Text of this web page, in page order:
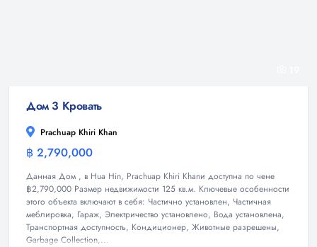
Дом 3 Кровать
Prachuap Khiri Khan
฿ 2,790,000
Данная Дом , в Hua Hin, Prachuap Khiri Khanи доступна по чене
฿2,790,000 Размер недвижимости 125 кв.м. Ключевые особенности
этого объекта включают в себя: Частично установлен, Частичная
меблировка, Гараж, Электричество установлено, Вода установлена,
Транспортная доступность, Кондиционер, Животные разрешены,
Garbage Collection,...